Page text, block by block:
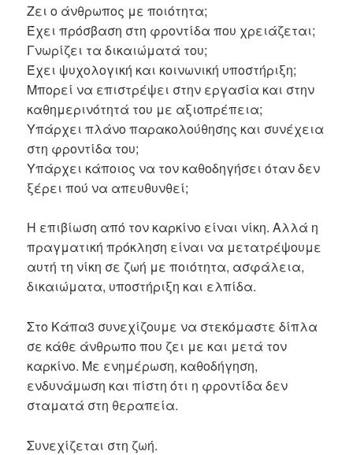
Ζει ο άνθρωπος με ποιότητα;
Έχει πρόσβαση στη φροντίδα που χρειάζεται;
Γνωρίζει τα δικαιώματά του;
Έχει ψυχολογική και κοινωνική υποστήριξη;
Μπορεί να επιστρέψει στην εργασία και στην
καθημερινότητά του με αξιοπρέπεια;
Υπάρχει πλάνο παρακολούθησης και συνέχεια
στη φροντίδα του;
Υπάρχει κάποιος να τον καθοδηγήσει όταν δεν
ξέρει πού να απευθυνθεί;
Η επιβίωση από τον καρκίνο είναι νίκη. Αλλά η
πραγματική πρόκληση είναι να μετατρέψουμε
αυτή τη νίκη σε ζωή με ποιότητα, ασφάλεια,
δικαιώματα, υποστήριξη και ελπίδα.
Στο Κάπα3 συνεχίζουμε να στεκόμαστε δίπλα
σε κάθε άνθρωπο που ζει με και μετά τον
καρκίνο. Με ενημέρωση, καθοδήγηση,
ενδυνάμωση και πίστη ότι η φροντίδα δεν
σταματά στη θεραπεία.
Συνεχίζεται στη ζωή.